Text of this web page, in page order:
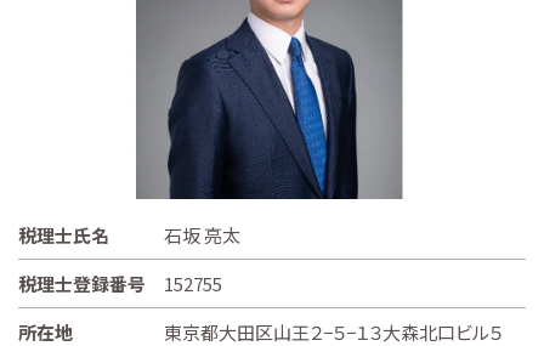
税理士氏名
石坂 亮太
税理士登録番号
152755
所在地
東京都大田区山王２−５−１３大森北口ビル５